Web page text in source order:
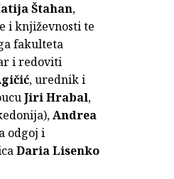
Štahan,
i književnosti te
fakulteta
i redoviti
, urednik i
Jiri Hrabal,
Andrea
odgoj i
Daria Lisenko